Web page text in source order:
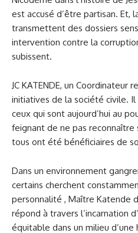
est accusé d’être partisan. Et,
transmettent des dossiers
intervention contre la
subissent.
JC KATENDE, un Coordinateur
initiatives de la société civile.
ceux qui sont aujourd’hui au
feignant de ne pas
tous ont été bénéficiaires de
Dans un environnement
certains cherchent
personnalité , Maître Katende
répond à travers l’incarnation
équitable dans un milieu